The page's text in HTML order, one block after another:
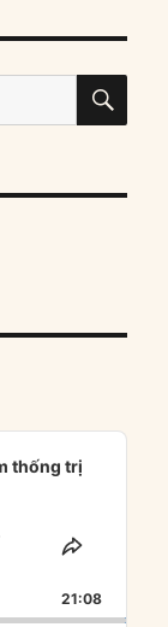
thống trị
FORWARD
SHARE
21:08